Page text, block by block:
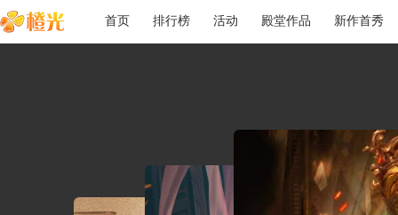
首页 排行榜 活动 殿堂作品 新作首秀